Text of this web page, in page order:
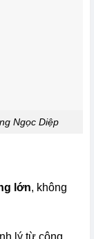
Ngọc Diệp
lớn, không